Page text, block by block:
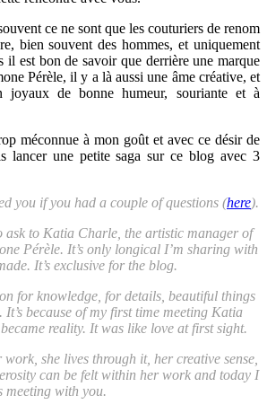
ce ne sont que les couturiers de renom
bien souvent des hommes, et uniquement
il est bon de savoir que derrière une marque
Pérèle, il y a là aussi une âme créative, et
joyaux de bonne humeur, souriante et à
méconnue à mon goût et avec ce désir de
lancer une petite saga sur ce blog avec 3
you if you had a couple of questions (here).
ask to Katia Charle, the artistic manager of
Pérèle. It’s only longical I’m sharing with
It’s exclusive for the blog.
for knowledge, for details, beautiful things
It’s because of my first time meeting Katia
reality. It was like love at first sight.
she lives through it, her creative sense,
can be felt within her work and today I
meeting with you.